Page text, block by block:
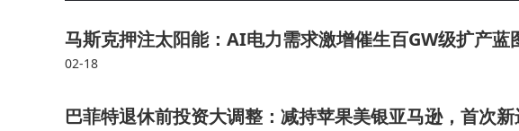
马斯克押注太阳能：AI电力需求激增催生百GW级扩产蓝
02-18
巴菲特退休前投资大调整：减持苹果美银亚马逊，首次